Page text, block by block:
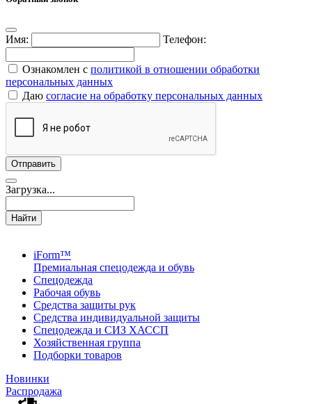
Имя: Телефон:
Ознакомлен с политикой в отношении обработки
персональных данных
Даю согласие на обработку персональных данных
Загрузка...
Найти
iForm™
Премиальная спецодежда и обувь
Спецодежда
Рабочая обувь
Средства защиты рук
Средства индивидуальной защиты
Спецодежда и СИЗ ХАССП
Хозяйственная группа
Подборки товаров
Новинки
Распродажа